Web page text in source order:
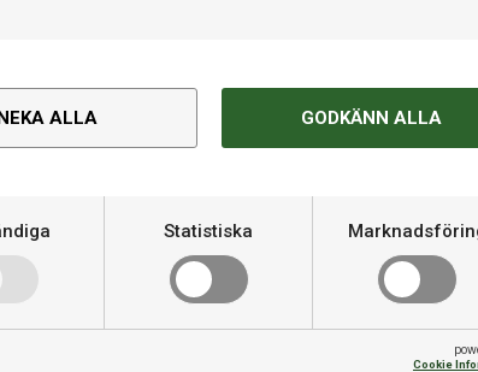
ALLA GODKÄNN ALLA
Statistiska
Cookie
dartfodral i Grey
väg till nästa match
innehållet mot stötar
Varumärke